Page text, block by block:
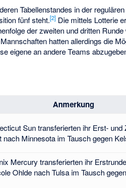
Tabellenstandes in der
fünf steht.[2] Die mittels Lotterie
der zweiten und dritten
hatten allerdings die
eigene an andere Teams
Anmerkung
Sun transferierten ihr Erst- und
nach Minnesota im Tausch gegen
Mercury transferierten ihr
Ohldenach Tulsa im Tausch gegen